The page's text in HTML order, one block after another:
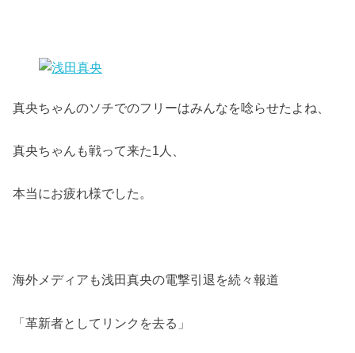
真央ちゃんのソチでのフリーはみんなを唸らせたよね、
真央ちゃんも戦って来た1人、
本当にお疲れ様でした。
海外メディアも浅田真央の電撃引退を続々報道
「革新者としてリンクを去る」